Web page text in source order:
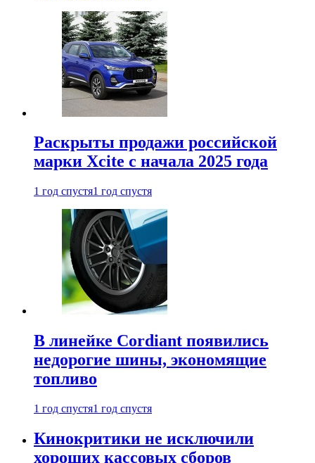
Раскрыты продажи российской
марки Xcite с начала 2025 года
1 год спустя1 год спустя
В линейке Cordiant появились
недорогие шины, экономящие
топливо
1 год спустя1 год спустя
Кинокритики не исключили
хороших кассовых сборов